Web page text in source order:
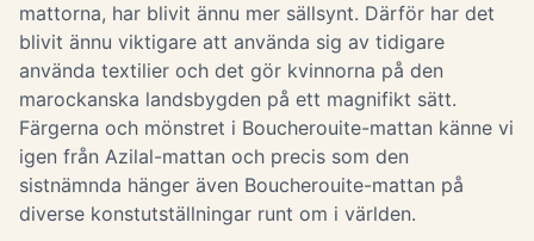
mattorna, har blivit ännu mer sällsynt. Därför har det
blivit ännu viktigare att använda sig av tidigare
använda textilier och det gör kvinnorna på den
marockanska landsbygden på ett magnifikt sätt.
Färgerna och mönstret i Boucherouite-mattan känne vi
igen från Azilal-mattan och precis som den
sistnämnda hänger även Boucherouite-mattan på
diverse konstutställningar runt om i världen.